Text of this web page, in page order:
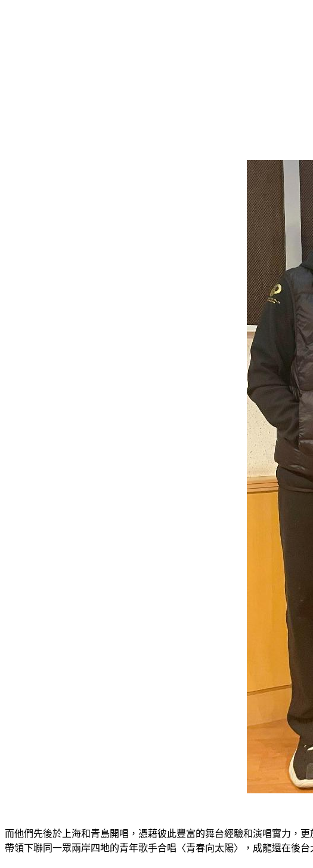
而他們先後於上海和青島開唱，憑藉彼此豐富的舞台經驗和演唱實力，
帶領下聯同一眾兩岸四地的青年歌手合唱〈青春向太陽〉，成龍還在後台